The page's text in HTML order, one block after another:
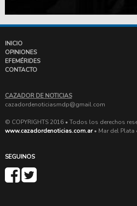
INICIO
OPINIONES
EFEMÉRIDES
CONTACTO
CAZADOR DE NOTICIAS
cazadordenoticiasmdp@gmail.com
© COPYRIGHTS 2016 • Todos los derechos
www.cazadordenoticias.com.ar• Mar del Plata
SEGUINOS